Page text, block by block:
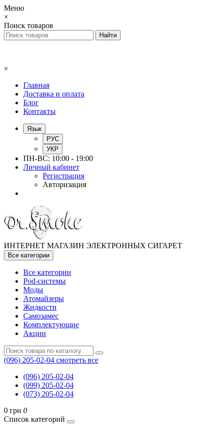
Меню
×
Поиск товаров
×
Главная
Доставка и оплата
Блог
Контакты
Язык
РУС
УКР
ПН-ВС: 10:00 - 19:00
Личный кабинет
Регистрация
Авторизация
ИНТЕРНЕТ МАГАЗИН ЭЛЕКТРОННЫХ СИГАРЕТ
Все категории
Все категории
Pod-системы
Моды
Атомайзеры
Жидкости
Самозамес
Комплектующие
Акции
(096) 205-02-04 смотреть все
(096) 205-02-04
(099) 205-02-04
(073) 205-02-04
0 грн 0
Список категорий